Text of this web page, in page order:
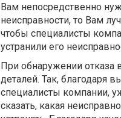
Вам непосредственно
неисправности, то Вам
чтобы специалисты
устранили его
При обнаружении отказа
деталей. Так, благодаря
специалисты компании,
сказать, какая